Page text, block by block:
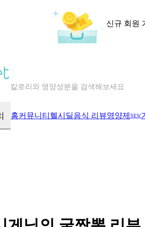
신규 회원
혈당 · 다이어트 음식 검색해보세요
홈커뮤니티 헬시딜음식 리뷰영양제 NEW